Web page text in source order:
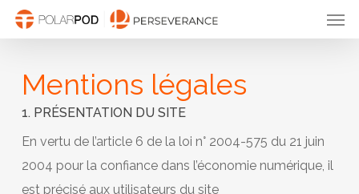
Passer
au
principalMentions légales
1. PRÉSENTATION DU SITE
En vertu de l’article 6 de la loi n° 2004-575 du 21 juin
2004 pour la confiance dans l’économie numérique, il
est précisé aux utilisateurs du site